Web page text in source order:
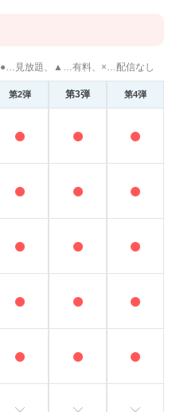
●…見放題、▲…有料、×…配信なし
第2弾 第3弾 第4弾